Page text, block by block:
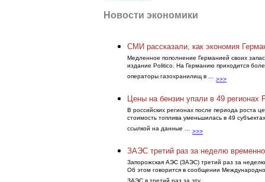
Новости экономики
СМИ рассказали, как экономия
Медленное пополнение Германией своих
издание Politico. На Германию приходится
операторы газохранилищ в ... >>>
Цены на бензин упали в 49 регионах
В российских регионах после периода роста
стоимость топлива уменьшилась в 49
ссылкой на данные ... >>>
ЗАЭС третий раз за неделю
Запорожская АЭС (ЗАЭС) третий раз за
Об этом говорится в сообщении